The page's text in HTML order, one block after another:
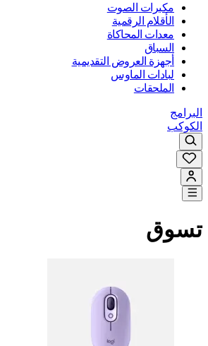
مكبرات الصوت
الأقلام الرقمية
معدات المحاكاة
السباق
أجهزة العروض التقديمية
لبادات الماوس
الملحقات
البرامج
الكوكب
تسوق